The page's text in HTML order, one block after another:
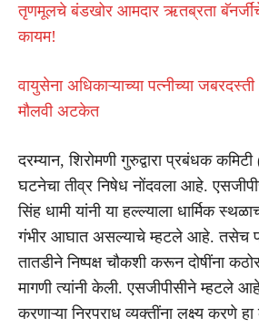
तृणमूलचे बंडखोर आमदार ऋतब्रता बॅनर्जींचे
कायम!
वायुसेना अधिकाऱ्याच्या पत्नीच्या
मौलवी अटकेत
दरम्यान, शिरोमणी गुरुद्वारा प्रबंधक
घटनेचा तीव्र निषेध नोंदवला आहे.
सिंह धामी यांनी या हल्ल्याला धार्मिक
गंभीर आघात असल्याचे म्हटले आहे. तसेच
तातडीने निष्पक्ष चौकशी करून दोषींना कठोर
मागणी त्यांनी केली. एसजीपीसीने म्हटले आहे
करणाऱ्या निरपराध व्यक्तींना लक्ष्य करणे